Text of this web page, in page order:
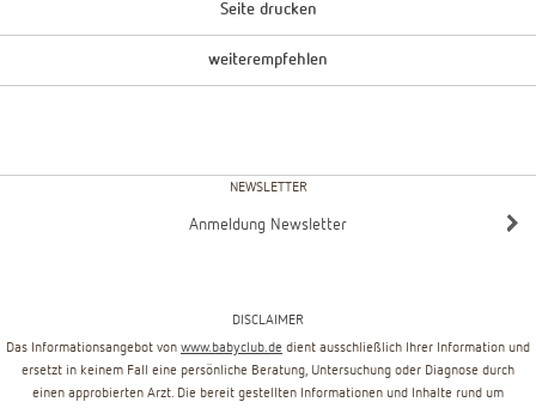
Seite drucken
weiterempfehlen
NEWSLETTER
Anmeldung Newsletter
DISCLAIMER
Das Informationsangebot von www.babyclub.de dient ausschließlich Ihrer Information und
ersetzt in keinem Fall eine persönliche Beratung, Untersuchung oder Diagnose durch
einen approbierten Arzt. Die bereit gestellten Informationen und Inhalte rund um